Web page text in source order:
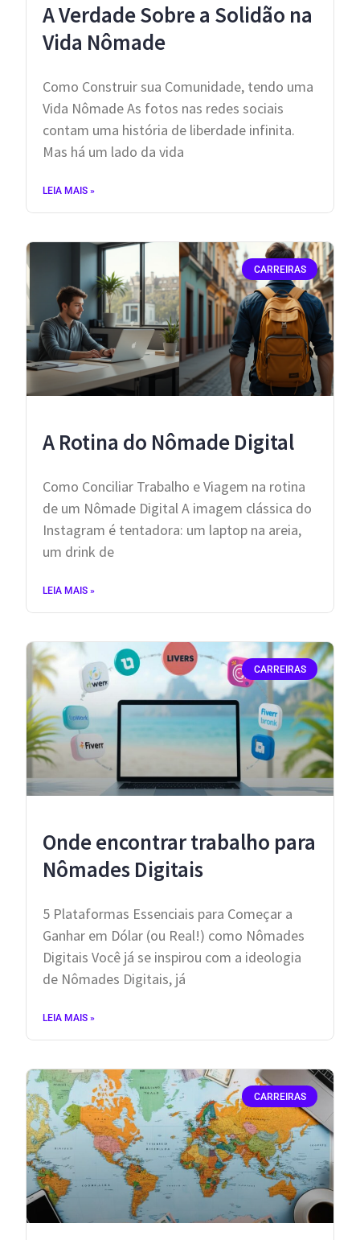
A Verdade Sobre a Solidão na
Vida Nômade
Como Construir sua Comunidade, tendo uma
Vida Nômade ​As fotos nas redes sociais
contam uma história de liberdade infinita.
Mas há um lado da vida
LEIA MAIS »
CARREIRAS
A Rotina do Nômade Digital
Como Conciliar Trabalho e Viagem na rotina
de um Nômade Digital ​A imagem clássica do
Instagram é tentadora: um laptop na areia,
um drink de
LEIA MAIS »
CARREIRAS
Onde encontrar trabalho para
Nômades Digitais
5 Plataformas Essenciais para Começar a
Ganhar em Dólar (ou Real!) como Nômades
Digitais Você já se inspirou com a ideologia
de Nômades Digitais, já
LEIA MAIS »
CARREIRAS